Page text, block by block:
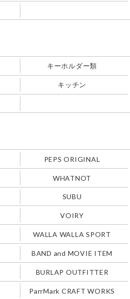
キーホルダー類
キッチン
PEPS ORIGINAL
WHATNOT
SUBU
VOIRY
WALLA WALLA SPORT
BAND and MOVIE ITEM
BURLAP OUTFITTER
ParrMark CRAFT WORKS